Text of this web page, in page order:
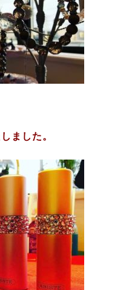
ました。